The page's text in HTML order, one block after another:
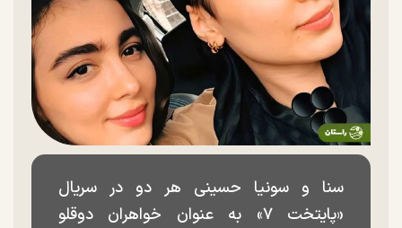
سنا و سونیا حسینی هر دو در سریال
«پایتخت ۷» به عنوان خواهران دوقلو